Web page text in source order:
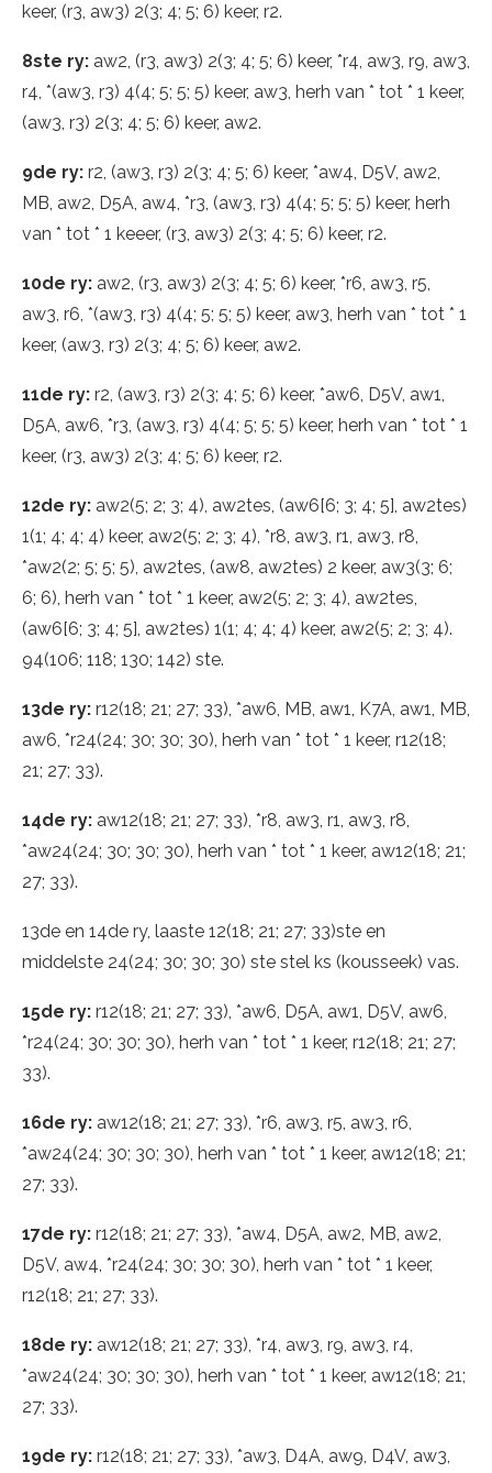
keer, (r3, aw3) 2(3; 4; 5; 6) keer, r2.
8ste ry: aw2, (r3, aw3) 2(3; 4; 5; 6) keer, *r4, aw3, r9, aw3,
r4, *(aw3, r3) 4(4; 5; 5; 5) keer, aw3, herh van * tot * 1 keer,
(aw3, r3) 2(3; 4; 5; 6) keer, aw2.
9de ry: r2, (aw3, r3) 2(3; 4; 5; 6) keer, *aw4, D5V, aw2,
MB, aw2, D5A, aw4, *r3, (aw3, r3) 4(4; 5; 5; 5) keer, herh
van * tot * 1 keeer, (r3, aw3) 2(3; 4; 5; 6) keer, r2.
10de ry: aw2, (r3, aw3) 2(3; 4; 5; 6) keer, *r6, aw3, r5,
aw3, r6, *(aw3, r3) 4(4; 5; 5; 5) keer, aw3, herh van * tot * 1
keer, (aw3, r3) 2(3; 4; 5; 6) keer, aw2.
11de ry: r2, (aw3, r3) 2(3; 4; 5; 6) keer, *aw6, D5V, aw1,
D5A, aw6, *r3, (aw3, r3) 4(4; 5; 5; 5) keer, herh van * tot * 1
keer, (r3, aw3) 2(3; 4; 5; 6) keer, r2.
12de ry: aw2(5; 2; 3; 4), aw2tes, (aw6[6; 3; 4; 5], aw2tes)
1(1; 4; 4; 4) keer, aw2(5; 2; 3; 4), *r8, aw3, r1, aw3, r8,
*aw2(2; 5; 5; 5), aw2tes, (aw8, aw2tes) 2 keer, aw3(3; 6;
6; 6), herh van * tot * 1 keer, aw2(5; 2; 3; 4), aw2tes,
(aw6[6; 3; 4; 5], aw2tes) 1(1; 4; 4; 4) keer, aw2(5; 2; 3; 4).
94(106; 118; 130; 142) ste.
13de ry: r12(18; 21; 27; 33), *aw6, MB, aw1, K7A, aw1, MB,
aw6, *r24(24; 30; 30; 30), herh van * tot * 1 keer, r12(18;
21; 27; 33).
14de ry: aw12(18; 21; 27; 33), *r8, aw3, r1, aw3, r8,
*aw24(24; 30; 30; 30), herh van * tot * 1 keer, aw12(18; 21;
27; 33).
13de en 14de ry, laaste 12(18; 21; 27; 33)ste en
middelste 24(24; 30; 30; 30) ste stel ks (kousseek) vas.
15de ry: r12(18; 21; 27; 33), *aw6, D5A, aw1, D5V, aw6,
*r24(24; 30; 30; 30), herh van * tot * 1 keer, r12(18; 21; 27;
33).
16de ry: aw12(18; 21; 27; 33), *r6, aw3, r5, aw3, r6,
*aw24(24; 30; 30; 30), herh van * tot * 1 keer, aw12(18; 21;
27; 33).
17de ry: r12(18; 21; 27; 33), *aw4, D5A, aw2, MB, aw2,
D5V, aw4, *r24(24; 30; 30; 30), herh van * tot * 1 keer,
r12(18; 21; 27; 33).
18de ry: aw12(18; 21; 27; 33), *r4, aw3, r9, aw3, r4,
*aw24(24; 30; 30; 30), herh van * tot * 1 keer, aw12(18; 21;
27; 33).
19de ry: r12(18; 21; 27; 33), *aw3, D4A, aw9, D4V, aw3,